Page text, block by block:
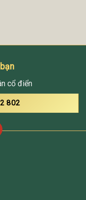
cổ điển
802